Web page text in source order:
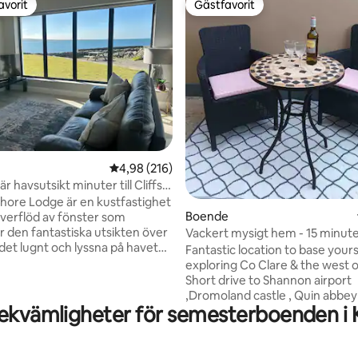
betyg, 153 omdömen
4,98 av 5 i genomsnittligt betyg, 216
4,98 (216)
havsutsikt minuter till Cliffs
Lodge är en kustfastighet
av fönster som
den fantastiska utsikten över
lugnt och lyssna på havet
Moher med alla
i Liscannor-seafood
Gästfavorit
Gästfavorit
Boende
Vackert mysigt hem - 15
Shannons flygplats
Fantastic location to base
exploring Co Clare & the west
Short drive to Shannon airport
,Dromoland castle , Quin abbey
Bunratty folk park and ennis
Explore the wild Atlantic &
för semesterboenden i